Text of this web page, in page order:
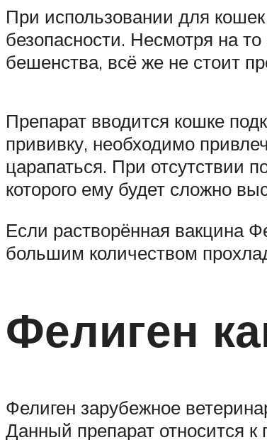
При использовании для
безопасности. Несмотря на
бешенства, всё же не стоит
Препарат вводится кошке
прививку, необходимо
царапаться. При отсутствии
которого ему будет сложно
Если растворённая вакцина
большим количеством
Фелиген
Фелиген зарубежное
Данный препарат относится